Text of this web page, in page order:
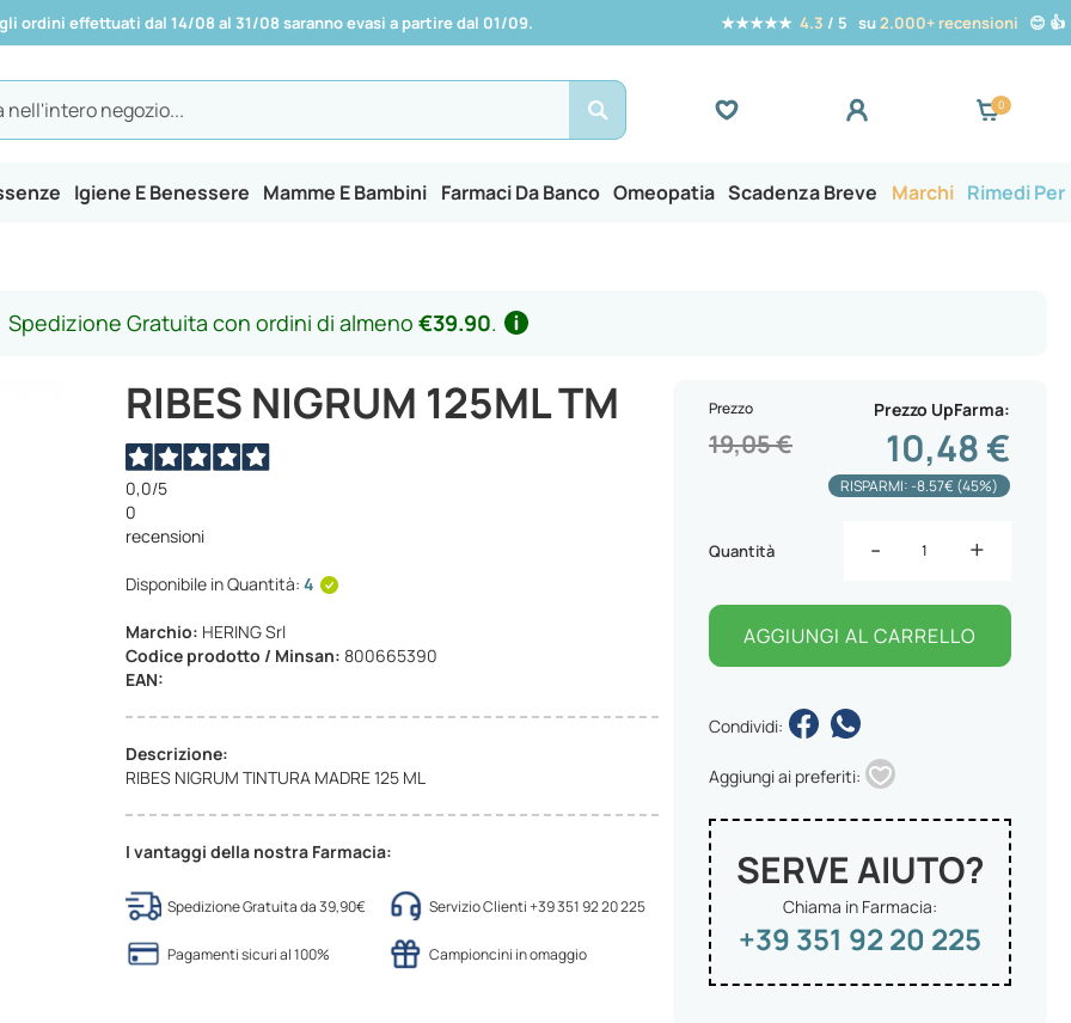
ordini effettuati dal 14/08 al 31/08 saranno evasi a partire dal 01/09. ★★★★★ 4.3 / 5 su2.000+ recensioni 😊 👍
Search
Igiene E Benessere Mamme E Bambini Farmaci Da Banco Omeopatia Scadenza Breve Marchi Rimedi Per
Spedizione Gratuita con ordini di almeno €39.90.
RIBES NIGRUM 125ML TM
0,0/5
0
recensioni
Disponibile in Quantità:4
Marchio: HERING Srl
Codice prodotto / Minsan:800665390
EAN:
Descrizione:
RIBES NIGRUM TINTURA MADRE 125 ML
I vantaggi della nostra Farmacia:
Spedizione Gratuita da 39,90€ Servizio Clienti +39 351 92 20 225
Pagamenti sicuri al 100% Campioncini in omaggio
Prezzo UpFarma
10,48 €
Prezzo
19,05 €
RISPARMI: -8.57€ (45%)
Quantità - +
AGGIUNGI AL CARRELLO
Condividi:
Aggiungi ai preferiti:
SERVE AIUTO?
Chiama in Farmacia:
+39 351 92 20 225